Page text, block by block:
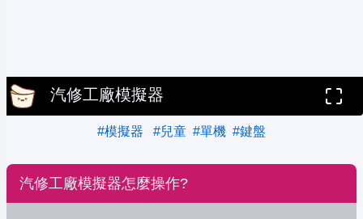
汽修工廠模擬器
#模擬器 #兒童 #單機 #鍵盤
汽修工廠模擬器怎麼操作?